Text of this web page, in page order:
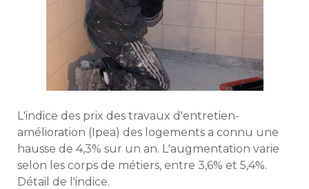
L'indice des prix des travaux d'entretien-
amélioration (Ipea) des logements a connu une
hausse de 4,3% sur un an. L'augmentation varie
selon les corps de métiers, entre 3,6% et 5,4%.
Détail de l'indice.